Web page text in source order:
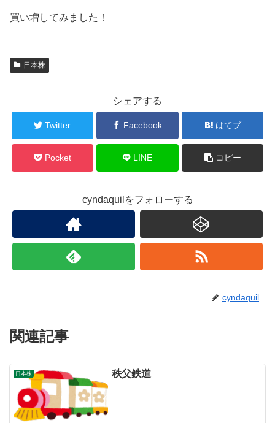
買い増してみました！
日本株
シェアする
Twitter Facebook はてブ
Pocket LINE コピー
cyndaquilをフォローする
cyndaquil
関連記事
日本株 秩父鉄道